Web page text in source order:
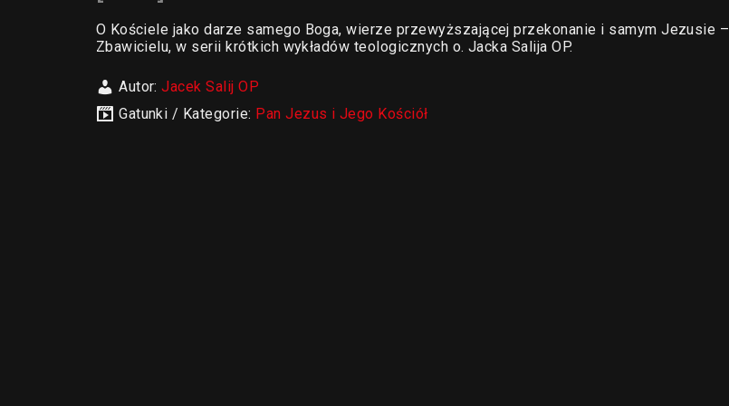
O Kościele jako darze samego Boga, wierze przewyższającej przekonanie i samym Jezusie –
Zbawicielu, w serii krótkich wykładów teologicznych o. Jacka Salija OP.
Autor:Jacek Salij OP
Gatunki / Kategorie: Pan Jezus i Jego Kościół